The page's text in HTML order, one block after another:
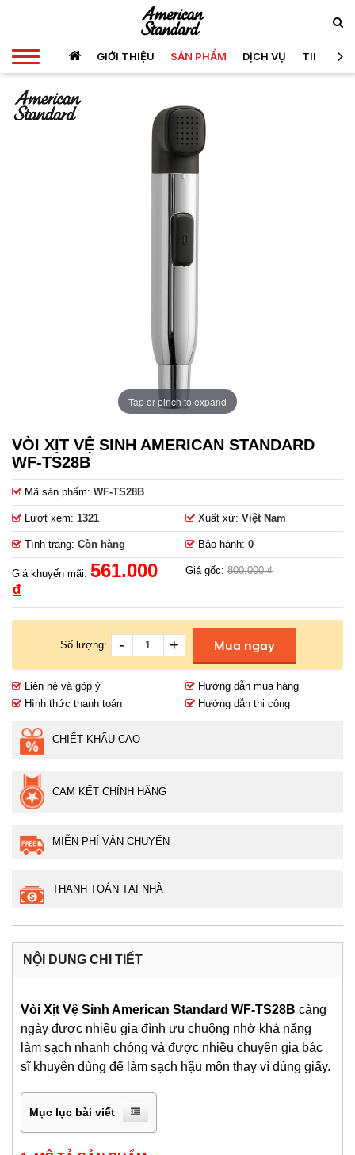
GIỚI THIỆU SẢN PHẨM DỊCH VỤ TIN TỨC
Tap or pinch to expand
VÒI XỊT VỆ SINH AMERICAN STANDARD
WF-TS28B
Mã sản phẩm: WF-TS28B
Lượt xem: 1321 Xuất xứ: Việt Nam
Tình trạng: Còn hàng Bảo hành: 0
Giá khuyến mãi: 561.000
₫
Giá gốc: 800.000 ₫
Số lượng: - + Mua ngay
Liên hệ và góp ý
Hướng dẫn mua hàng
Hình thức thanh toán
Hướng dẫn thi công
CHIẾT KHẤU CAO
CAM KẾT CHÍNH HÃNG
MIỄN PHÍ VẬN CHUYỂN
THANH TOÁN TẠI NHÀ
NỘI DUNG CHI TIẾT
Vòi Xịt Vệ Sinh American Standard WF-TS28B càng
ngày được nhiều gia đình ưu chuộng nhờ khả năng
làm sạch nhanh chóng và được nhiều chuyên gia bác
sĩ khuyên dùng để làm sạch hậu môn thay vì dùng giấy.
Mục lục bài viết